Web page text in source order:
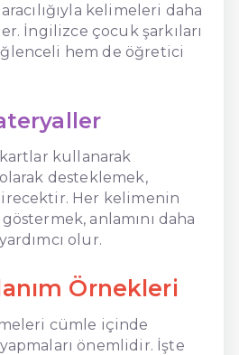
kelimeleri daha
İngilizce çocuk şarkıları
hem de öğretici
kullanarak
desteklemek,
Her kelimenin
anlamını daha
olur.
Örnekleri
cümle içinde
önemlidir. İşte